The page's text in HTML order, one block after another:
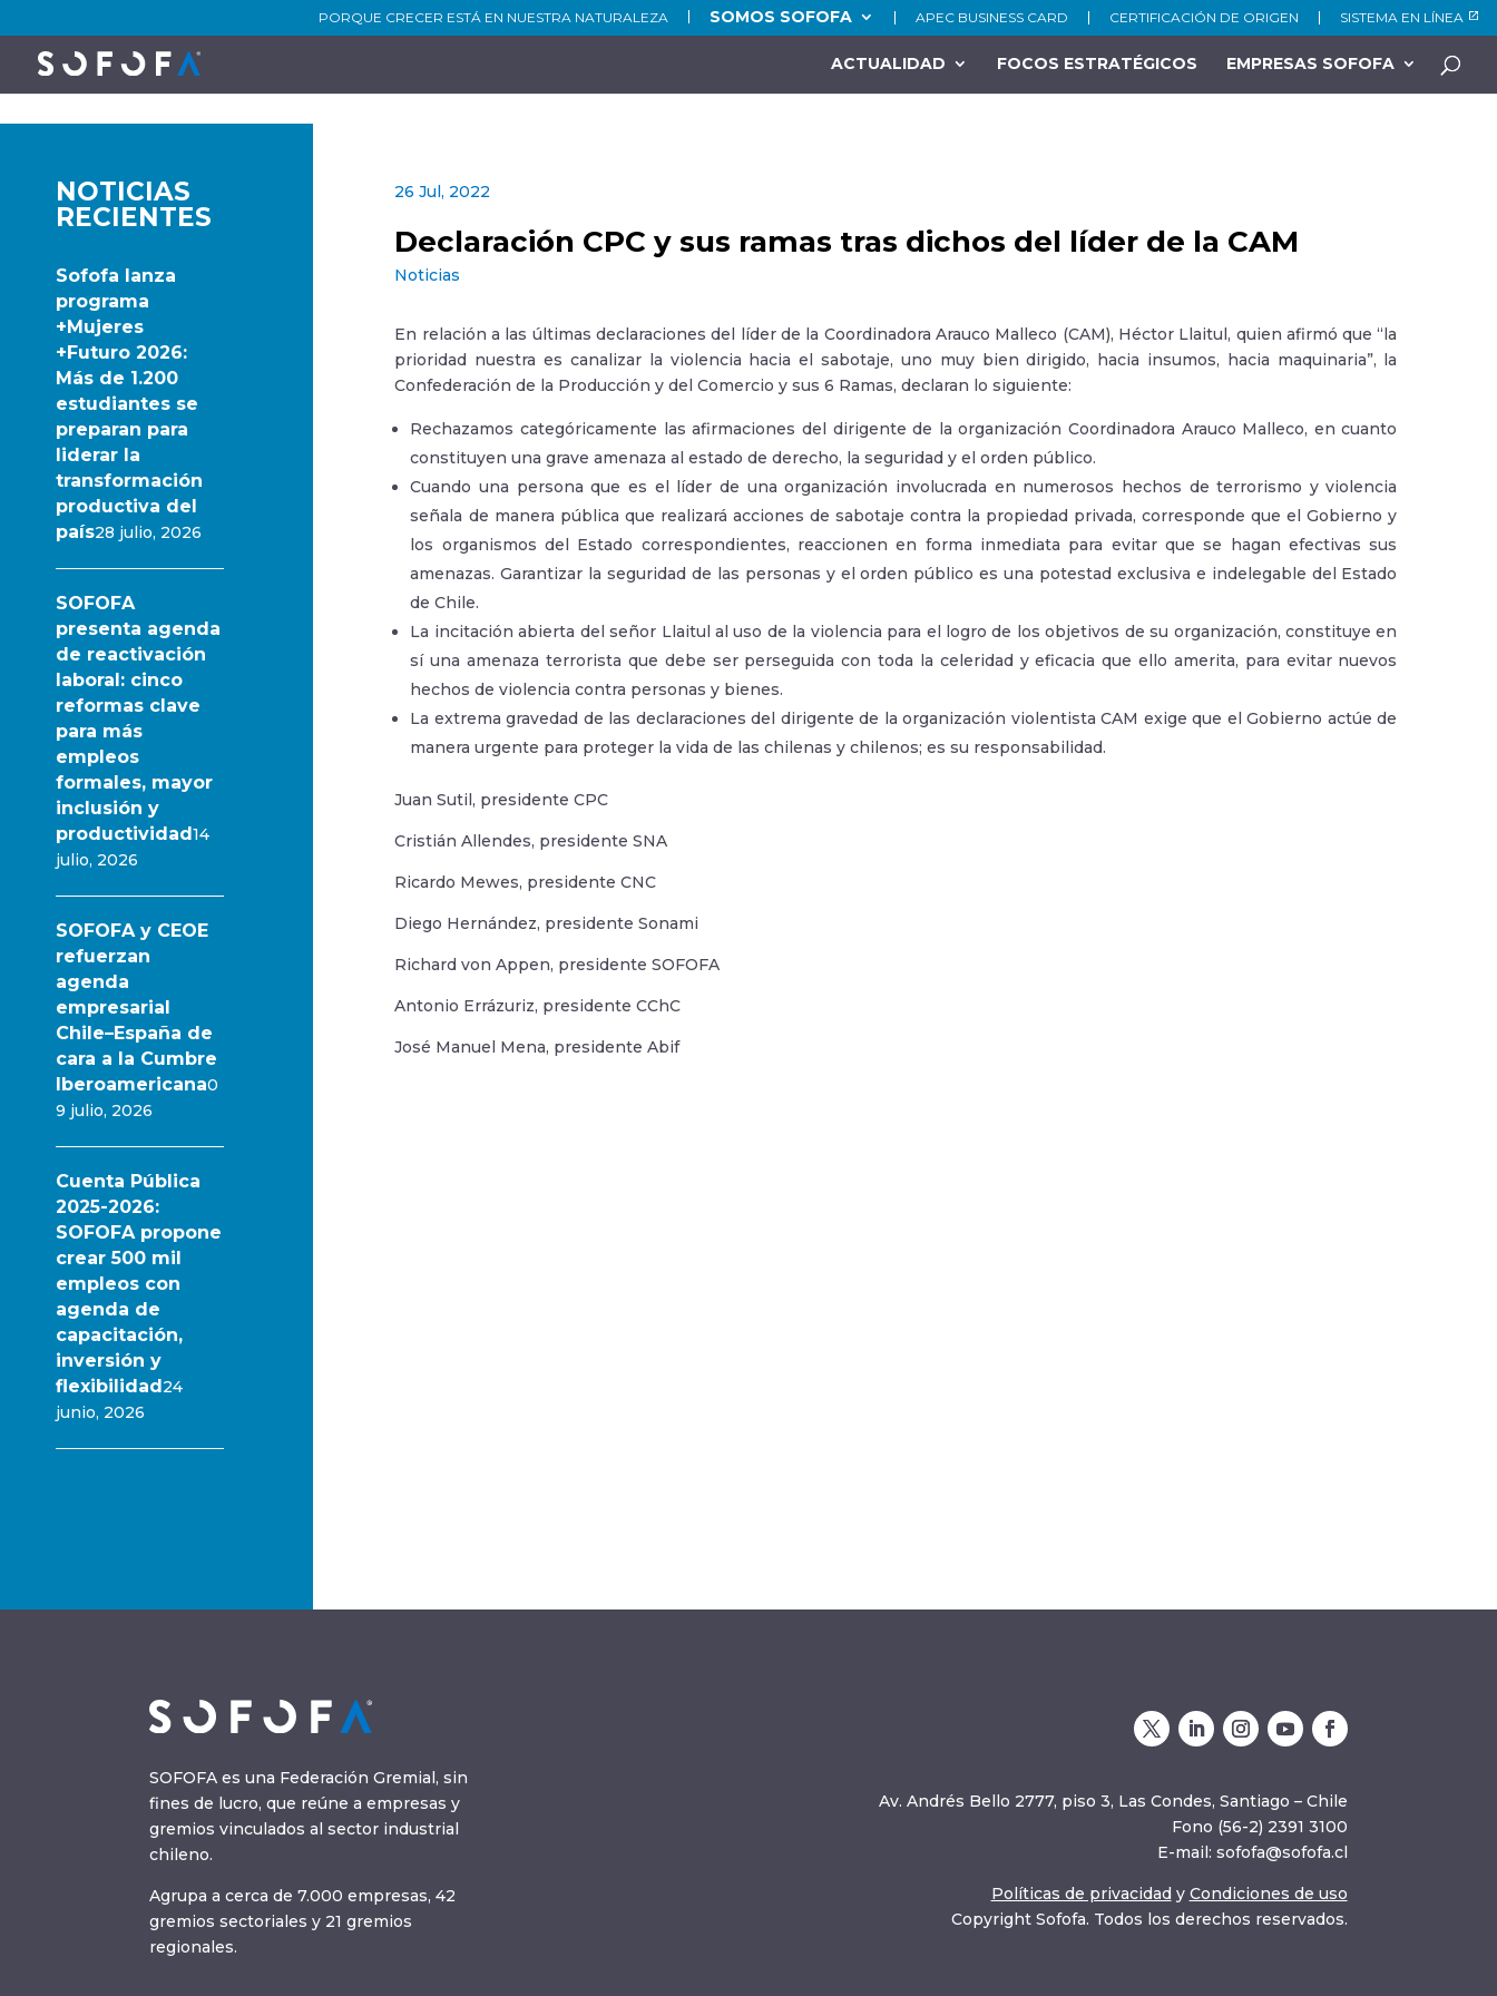
PORQUE CRECER ESTÁ EN NUESTRA NATURALEZA SOMOS SOFOFA APEC BUSINESS CARD CERTIFICACIÓN DE ORIGEN SISTEMA EN LÍNEA
ACTUALIDAD FOCOS ESTRATÉGICOS EMPRESAS SOFOFA
NOTICIAS
RECIENTES
Sofofa lanza
programa
+Mujeres
+Futuro 2026:
Más de 1.200
estudiantes se
preparan para
liderar la
transformación
productiva del
país28 julio, 2026
SOFOFA
presenta agenda
de reactivación
laboral: cinco
reformas clave
para más
empleos
formales, mayor
inclusión y
productividad14
julio, 2026
SOFOFA y CEOE
refuerzan
agenda
empresarial
Chile–España de
cara a la Cumbre
Iberoamericana0
9 julio, 2026
Cuenta Pública
2025-2026:
SOFOFA propone
crear 500 mil
empleos con
agenda de
capacitación,
inversión y
flexibilidad24
junio, 2026
26 Jul, 2022
Declaración CPC y sus ramas tras dichos del líder de la CAM
Noticias
En relación a las últimas declaraciones del líder de la Coordinadora Arauco Malleco (CAM), Héctor Llaitul, quien afirmó que “la
prioridad nuestra es canalizar la violencia hacia el sabotaje, uno muy bien dirigido, hacia insumos, hacia maquinaria”, la
Confederación de la Producción y del Comercio y sus 6 Ramas, declaran lo siguiente:
Rechazamos categóricamente las afirmaciones del dirigente de la organización Coordinadora Arauco Malleco, en cuanto
constituyen una grave amenaza al estado de derecho, la seguridad y el orden público.
Cuando una persona que es el líder de una organización involucrada en numerosos hechos de terrorismo y violencia
señala de manera pública que realizará acciones de sabotaje contra la propiedad privada, corresponde que el Gobierno y
los organismos del Estado correspondientes, reaccionen en forma inmediata para evitar que se hagan efectivas sus
amenazas. Garantizar la seguridad de las personas y el orden público es una potestad exclusiva e indelegable del Estado
de Chile.
La incitación abierta del señor Llaitul al uso de la violencia para el logro de los objetivos de su organización, constituye en
sí una amenaza terrorista que debe ser perseguida con toda la celeridad y eficacia que ello amerita, para evitar nuevos
hechos de violencia contra personas y bienes.
La extrema gravedad de las declaraciones del dirigente de la organización violentista CAM exige que el Gobierno actúe de
manera urgente para proteger la vida de las chilenas y chilenos; es su responsabilidad.
Juan Sutil, presidente CPC
Cristián Allendes, presidente SNA
Ricardo Mewes, presidente CNC
Diego Hernández, presidente Sonami
Richard von Appen, presidente SOFOFA
Antonio Errázuriz, presidente CChC
José Manuel Mena, presidente Abif
SOFOFA es una Federación Gremial, sin
fines de lucro, que reúne a empresas y
gremios vinculados al sector industrial
chileno.
Agrupa a cerca de 7.000 empresas, 42
gremios sectoriales y 21 gremios
regionales.
Av. Andrés Bello 2777, piso 3, Las Condes, Santiago – Chile
Fono (56-2) 2391 3100
E-mail: sofofa@sofofa.cl
Políticas de privacidad y Condiciones de uso
Copyright Sofofa. Todos los derechos reservados.